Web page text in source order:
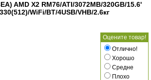
AMD X2 RM76/ATI/3072MB/320GB/15.6'
WiFi/BT/4USB/VHB/2.6кг
Оцените товар!
Отлично!
Хорошо
Средне
Плохо